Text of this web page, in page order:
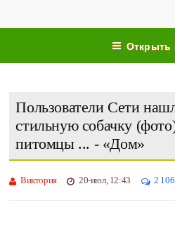
Пользователи Сети
стильную собачку
питомцы ... - «Дом»
Виктория 20-июл, 12:43 2 106